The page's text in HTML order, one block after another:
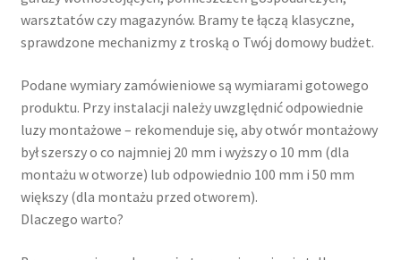
warsztatów czy magazynów. Bramy te łączą klasyczne,
sprawdzone mechanizmy z troską o Twój domowy budżet.
Podane wymiary zamówieniowe są wymiarami gotowego
produktu. Przy instalacji należy uwzględnić odpowiednie
luzy montażowe – rekomenduje się, aby otwór montażowy
był szerszy o co najmniej 20 mm i wyższy o 10 mm (dla
montażu w otworze) lub odpowiednio 100 mm i 50 mm
większy (dla montażu przed otworem).
Dlaczego warto?